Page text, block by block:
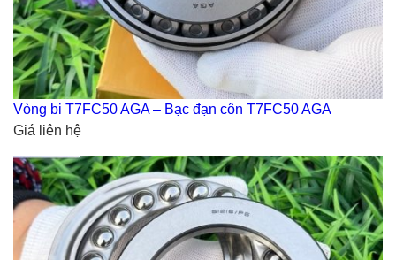
Vòng bi T7FC50 AGA – Bạc đạn côn T7FC50 AGA
Giá liên hệ